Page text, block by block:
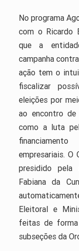
No programa
com o Ricardo
que a
campanha
ação tem o
fiscalizar
eleições por
ao encontro de
como a luta
empresariais. O
presidido pela
Fabiana da
Eleitoral e
feitas de forma
subseções da